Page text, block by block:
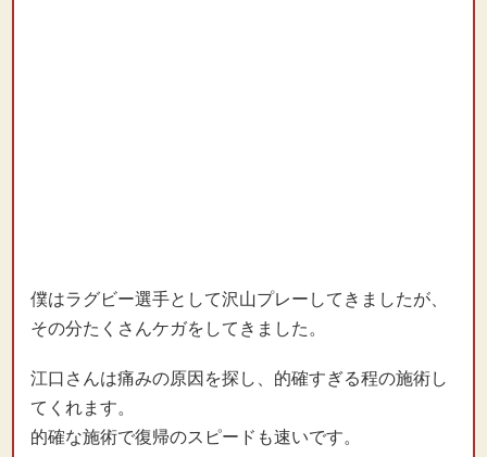
てくれます。
的確な施術で復帰のスピードも速いです。
実感できます！！！
効果を感じられる江口さん考案の施術法。